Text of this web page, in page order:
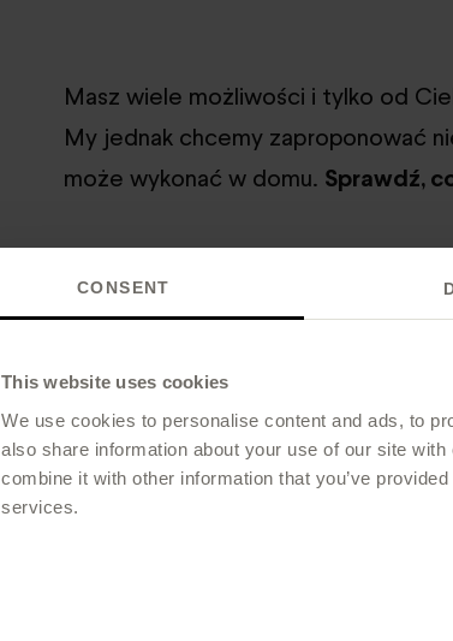
CONSENT
This website uses cookies
We use cookies to personalise content and ads, to
also share information about your use of our site
combine it with other information that you’ve
services.
Masz wiele możliwości i tylko od
My jednak chcemy zaproponować
może wykonać w domu. Sprawdź,
Czasu nie
jego działanie.